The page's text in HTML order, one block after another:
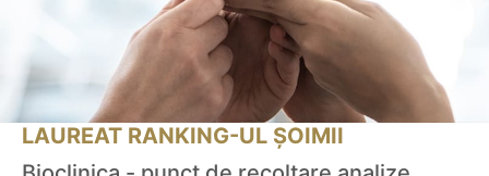
LAUREAT RANKING-UL ȘOIMII